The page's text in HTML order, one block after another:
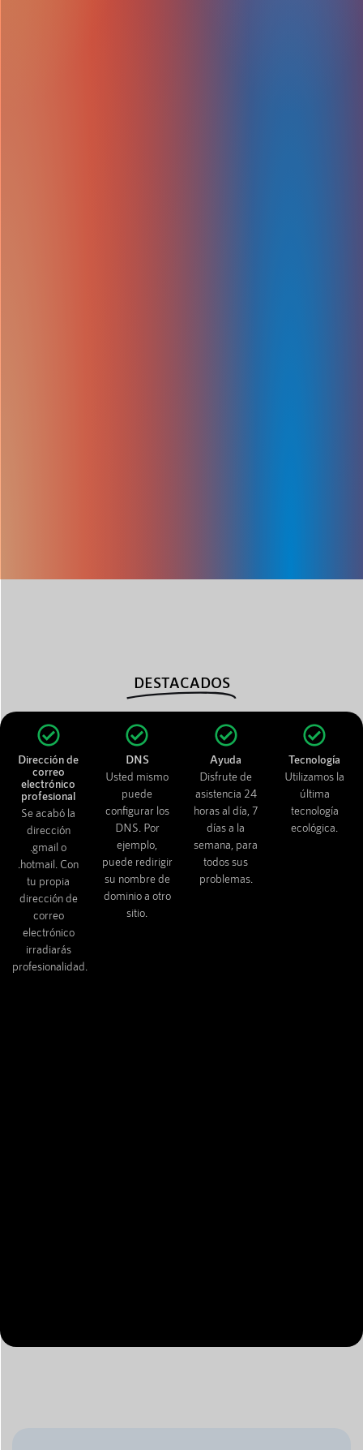
Dirección de
correo
electrónico
profesional
Se acabó la
dirección
.gmail o
.hotmail. Con
tu propia
dirección de
correo
electrónico
irradiarás
profesionalidad.
DNS
Usted mismo
puede
configurar los
DNS. Por
ejemplo,
puede redirigir
su nombre de
dominio a otro
sitio.
Ayuda
Disfrute de
asistencia 24
horas al día, 7
días a la
semana, para
todos sus
problemas.
Tecnología
Utilizamos la
última
tecnología
ecológica.
DESTACADOS